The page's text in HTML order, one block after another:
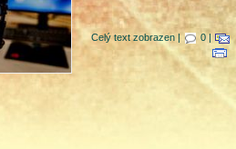
Celý text zobrazen | 0 |